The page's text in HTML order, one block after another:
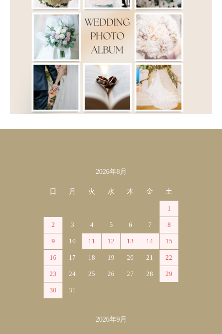
2026年8月
日 月 火 水 木 金 土
1
2 3 4 5 6 7 8
9 10 11 12 13 14 15
16 17 18 19 20 21 22
23 24 25 26 27 28 29
30 31
2026年9月